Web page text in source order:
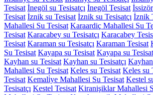
Tesisat İnegöl su Tesisatçı İnegöl Tesisat
Tesisat İznik su Tesisat İznik su Tesisatçı İznik
Mahallesi Su Tesisat Karaardiç Mahallesi Su
Tesisat Karacabey su Tesisatçı Karacabey
Tesisat Karaman su Tesisatçı Karaman Tesisat
Su Tesisat Kayapa su Tesisat Kayapa su
Kayhan su Tesisat Kayhan su Tesisatçı
Mahallesi Su Tesisat Keles su Tesisat Keles su
Tesisat Kemali̇ye Mahallesi Su Tesisat Kestel
Tesisatçı Kestel Tesisat Kiranişiklar Mahallesi